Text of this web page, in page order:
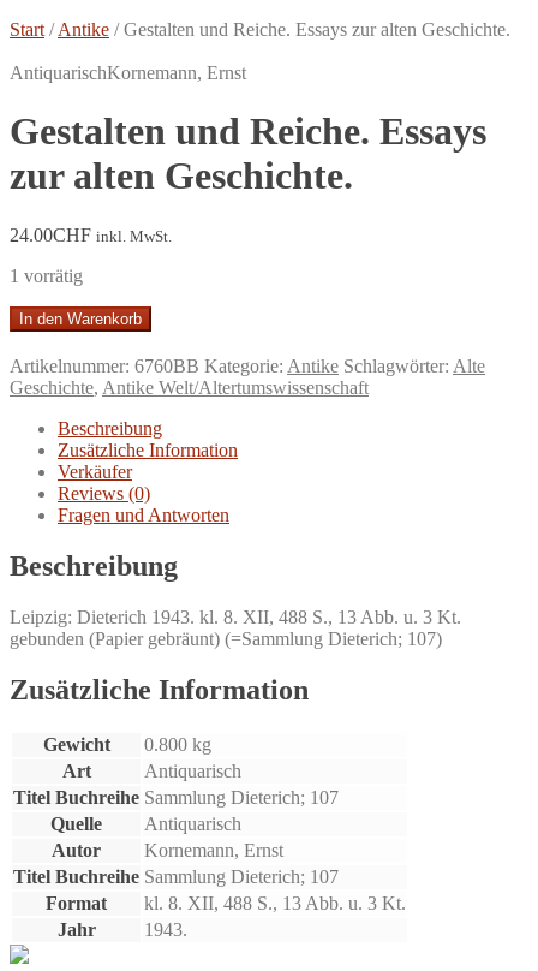
Start /Antike /Gestalten und Reiche. Essays zur alten Geschichte.
AntiquarischKornemann, Ernst
Gestalten und Reiche. Essays
zur alten Geschichte.
24.00CHF inkl. MwSt.
1 vorrätig
Gestalten
und
Reiche.
Essays
zur
alten
Geschichte.
Menge
In den Warenkorb
Artikelnummer: 6760BB Kategorie: Antike Schlagwörter: Alte
Geschichte, Antike Welt/Altertumswissenschaft
Beschreibung
Zusätzliche Information
Verkäufer
Reviews (0)
Fragen und Antworten
Beschreibung
Leipzig: Dieterich 1943. kl. 8. XII, 488 S., 13 Abb. u. 3 Kt.
gebunden (Papier gebräunt) (=Sammlung Dieterich; 107)
Zusätzliche Information
Gewicht
0.800 kg
Art
Antiquarisch
Titel Buchreihe Sammlung Dieterich; 107
Quelle
Antiquarisch
Autor
Kornemann, Ernst
Titel Buchreihe Sammlung Dieterich; 107
Format
kl. 8. XII, 488 S., 13 Abb. u. 3 Kt.
Jahr
1943.